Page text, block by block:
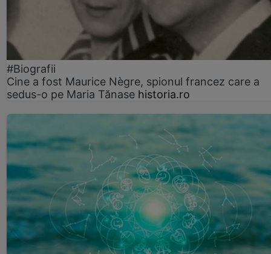
#Biografii
Cine a fost Maurice Nègre, spionul francez care a
sedus-o pe Maria Tănase historia.ro